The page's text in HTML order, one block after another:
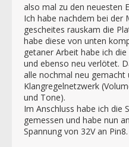
also mal zu den neuesten
Ich habe nachdem bei der
gescheites rauskam die
habe diese von unten
getaner Arbeit habe ich
und ebenso neu verlötet.
alle nochmal neu gemacht
Klangregelnetzwerk
und Tone).
Im Anschluss habe ich die
gemessen und habe nun
Spannung von 32V an Pin8.